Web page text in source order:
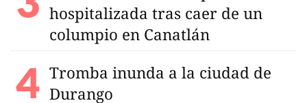
hospitalizada tras caer de un
columpio en Canatlán
Tromba inunda a la ciudad de
Durango